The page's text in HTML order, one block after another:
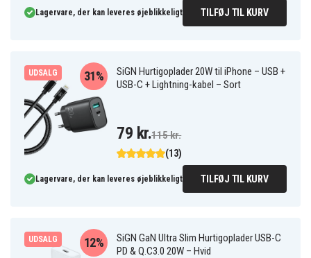
Lagervare, der kan leveres øjeblikkeligt TILFØJ TIL KURV
UDSALG
SiGN Hurtigoplader 20W til iPhone – USB +
USB-C + Lightning-kabel – Sort
(13)
31%
79 kr.115 kr.
Lagervare, der kan leveres øjeblikkeligt TILFØJ TIL KURV
UDSALG
SiGN GaN Ultra Slim Hurtigoplader USB-C
PD & Q.C3.0 20W – Hvid
12%